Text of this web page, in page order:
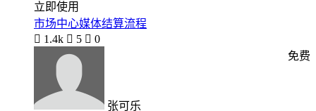
立即使用
市场中心媒体结算流程
 1.4k  5  0
张可乐
免费